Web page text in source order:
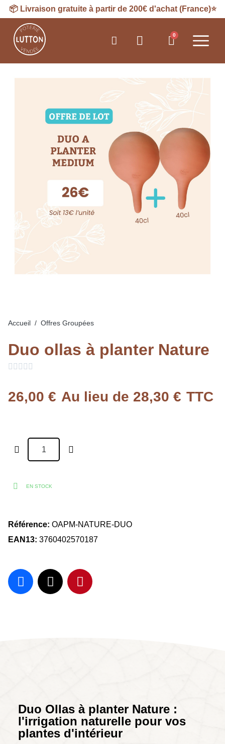
📦 Livraison gratuite à partir de 200€ d'achat (France)⭐
Accueil Offres Groupées
Duo ollas à planter Nature
    
26,00 € Au lieu de 28,30 € TTC
EN STOCK
Référence OAPM-NATURE-DUO
EAN13 3760402570187
Duo Ollas à planter Nature :
l'irrigation naturelle pour vos
plantes d'intérieur